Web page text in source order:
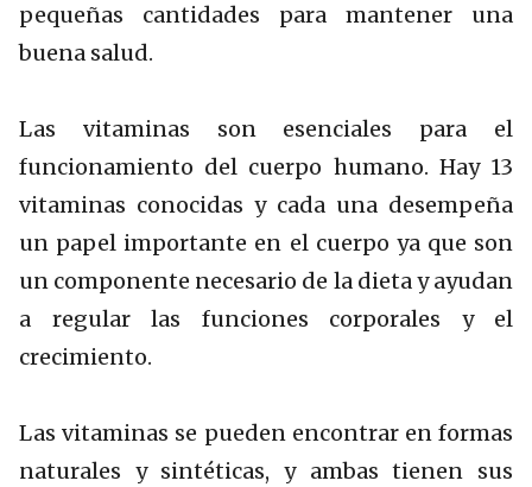
pequeñas cantidades para mantener una
buena salud.
Las vitaminas son esenciales para el
funcionamiento del cuerpo humano. Hay 13
vitaminas conocidas y cada una desempeña
un papel importante en el cuerpo ya que son
un componente necesario de la dieta y ayudan
a regular las funciones corporales y el
crecimiento.
Las vitaminas se pueden encontrar en formas
naturales y sintéticas, y ambas tienen sus